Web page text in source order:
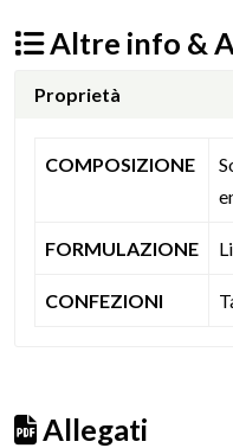
Altre info &
Proprietà
COMPOSIZIONE
FORMULAZIONE
CONFEZIONI
Allegati